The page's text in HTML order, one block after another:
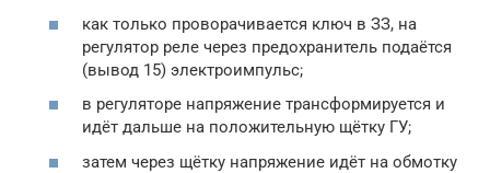
как только проворачивается ключ в ЗЗ, на
регулятор реле через предохранитель подаётся
(вывод 15) электроимпульс;
в регуляторе напряжение трансформируется и
идёт дальше на положительную щётку ГУ;
затем через щётку напряжение идёт на обмотку